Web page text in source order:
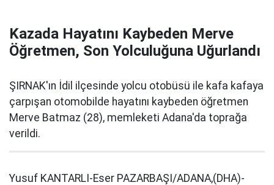
Kazada Hayatını Kaybeden Merve
Öğretmen, Son Yolculuğuna Uğurlandı
ŞIRNAK'ın İdil ilçesinde yolcu otobüsü ile kafa kafaya
çarpışan otomobilde hayatını kaybeden öğretmen
Merve Batmaz (28), memleketi Adana'da toprağa
verildi.
Yusuf KANTARLI-Eser PAZARBAŞI/ADANA,(DHA)-